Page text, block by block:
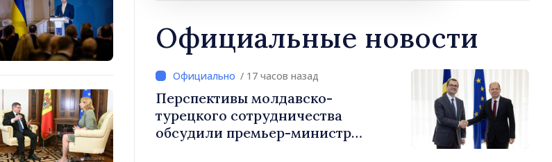
Официальные новости
/ 17 часов назад
Перспективы молдавско-
турецкого сотрудничества
обсудили премьер-министр